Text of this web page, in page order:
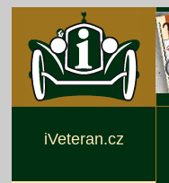
iVeteran.cz